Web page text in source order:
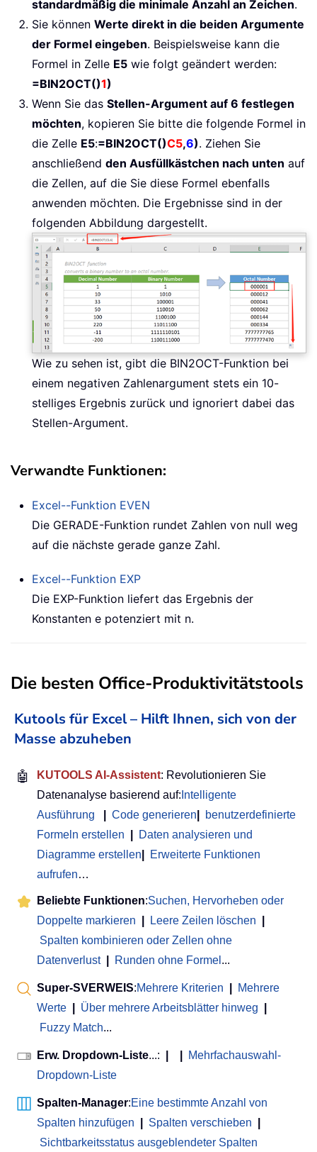
standardmäßig die minimale Anzahl an Zeichen.
Sie können Werte direkt in die beiden Argumente
der Formel eingeben. Beispielsweise kann die
Formel in Zelle E5 wie folgt geändert werden:
=BIN2OCT()1)
Wenn Sie das Stellen-Argument auf 6 festlegen
möchten, kopieren Sie bitte die folgende Formel in
die Zelle E5:=BIN2OCT()C5,6). Ziehen Sie
anschließend den Ausfüllkästchen nach unten auf
die Zellen, auf die Sie diese Formel ebenfalls
anwenden möchten. Die Ergebnisse sind in der
folgenden Abbildung dargestellt.
Wie zu sehen ist, gibt die BIN2OCT-Funktion bei
einem negativen Zahlenargument stets ein 10-
stelliges Ergebnis zurück und ignoriert dabei das
Stellen-Argument.
Verwandte Funktionen:
Excel--Funktion EVEN
Die GERADE-Funktion rundet Zahlen von null weg
auf die nächste gerade ganze Zahl.
Excel--Funktion EXP
Die EXP-Funktion liefert das Ergebnis der
Konstanten e potenziert mit n.
Die besten Office-Produktivitätstools
Kutools für Excel – Hilft Ihnen, sich von der
Masse abzuheben
🤖 KUTOOLS AI-Assistent: Revolutionieren Sie
Datenanalyse basierend auf: Intelligente
Ausführung
Code generieren
benutzerdefinierte
Formeln erstellen
Daten analysieren und
Diagramme erstellen
Erweiterte Funktionen
aufrufen…
Beliebte Funktionen:Suchen, Hervorheben oder
Doppelte markieren
Leere Zeilen löschen
Spalten kombinieren oder Zellen ohne
Datenverlust
Runden ohne Formel ...
Super-SVERWEIS:Mehrere Kriterien
Mehrere
Werte
Über mehrere Arbeitsblätter hinweg
Fuzzy Match...
Erw. Dropdown-Liste...:
Mehrfachauswahl-
Dropdown-Liste
Spalten-Manager:Eine bestimmte Anzahl von
Spalten hinzufügen
Spalten verschieben
Sichtbarkeitsstatus ausgeblendeter Spalten